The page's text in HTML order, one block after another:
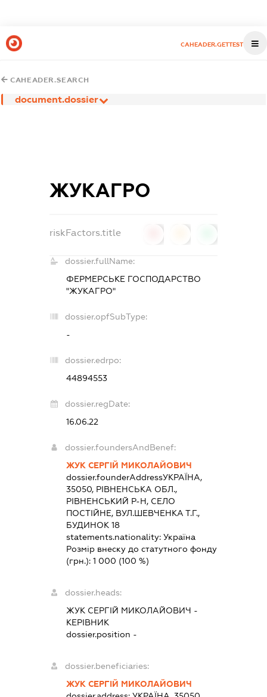
CAHEADER.GETTEST
CAHEADER.SEARCH
document.dossier
ЖУКАГРО
riskFactors.title
dossier.fullName:
ФЕРМЕРСЬКЕ ГОСПОДАРСТВО
"ЖУКАГРО"
dossier.opfSubType:
-
dossier.edrpo:
44894553
dossier.regDate:
16.06.22
dossier.foundersAndBenef:
ЖУК СЕРГІЙ МИКОЛАЙОВИЧ
dossier.founderAddressУКРАЇНА,
35050, РІВНЕНСЬКА ОБЛ.,
РІВНЕНСЬКИЙ Р-Н, СЕЛО
ПОСТІЙНЕ, ВУЛ.ШЕВЧЕНКА Т.Г.,
БУДИНОК 18
statements.nationality:Україна
Розмір внеску до статутного фонду
(грн.):1 000 (100 %)
dossier.heads:
ЖУК СЕРГІЙ МИКОЛАЙОВИЧ -
КЕРІВНИК
dossier.position -
dossier.beneficiaries:
ЖУК СЕРГІЙ МИКОЛАЙОВИЧ